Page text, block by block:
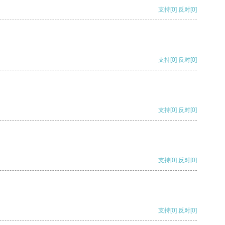
支持[0] 反对[0]
支持[0] 反对[0]
支持[0] 反对[0]
支持[0] 反对[0]
支持[0] 反对[0]